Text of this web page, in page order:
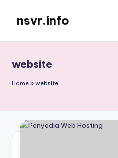
content
nsvr.info
Tersaji
Dengan
Baik
website
Home » website